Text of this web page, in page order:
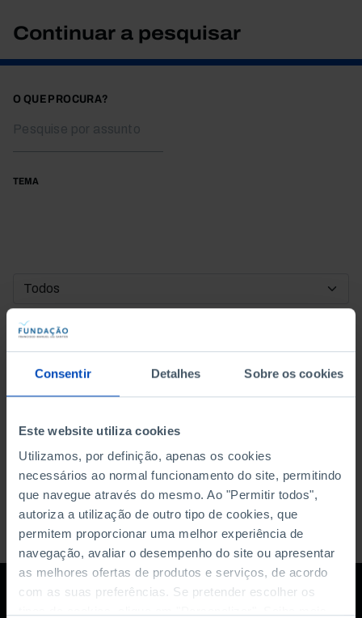
Consentir Detalhes Sobre os cookies
Este website utiliza cookies
Utilizamos, por definição, apenas os cookies
necessários ao normal funcionamento do site, permitindo
que navegue através do mesmo. Ao "Permitir todos",
autoriza a utilização de outro tipo de cookies, que
permitem proporcionar uma melhor experiência de
navegação, avaliar o desempenho do site ou apresentar
as melhores ofertas de produtos e serviços, de acordo
com as suas preferências. Se pretender escolher os
Continuar a pesquisar
O QUE PROCURA?
TEMA
DATA DE INÍCIO
DATA DE FIM